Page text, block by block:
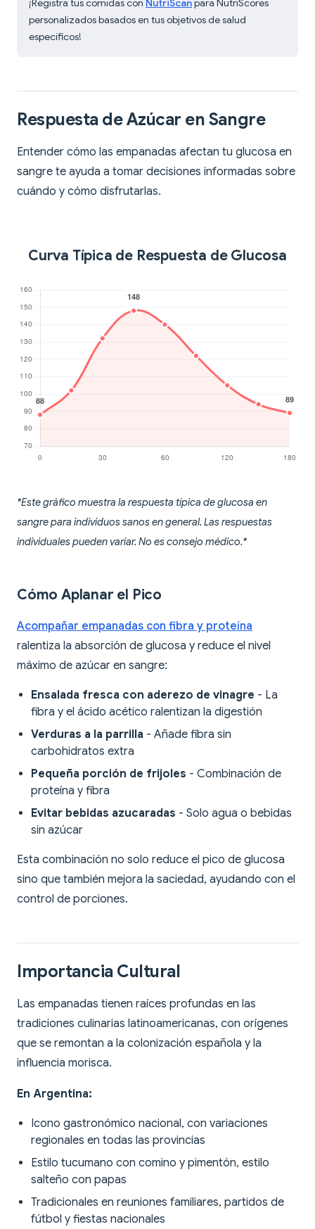
¡Registra tus comidas con NutriScanpara NutriScores
personalizados basados en tus objetivos de salud
específicos!
Respuesta de Azúcar en Sangre
Entender cómo las empanadas afectan tu glucosa en
sangre te ayuda a tomar decisiones informadas sobre
cuándo y cómo disfrutarlas.
Curva Típica de Respuesta de Glucosa
*Este gráfico muestra la respuesta típica de glucosa en
sangre para individuos sanos en general. Las respuestas
individuales pueden variar. No es consejo médico.*
Cómo Aplanar el Pico
Acompañar empanadas con fibra y proteína
ralentiza la absorción de glucosa y reduce el nivel
máximo de azúcar en sangre:
Ensalada fresca con aderezo de vinagre - La
fibra y el ácido acético ralentizan la digestión
Verduras a la parrilla - Añade fibra sin
carbohidratos extra
Pequeña porción de frijoles - Combinación de
proteína y fibra
Evitar bebidas azucaradas - Solo agua o bebidas
sin azúcar
Esta combinación no solo reduce el pico de glucosa
sino que también mejora la saciedad, ayudando con el
control de porciones.
Importancia Cultural
Las empanadas tienen raíces profundas en las
tradiciones culinarias latinoamericanas, con orígenes
que se remontan a la colonización española y la
influencia morisca.
En Argentina:
Icono gastronómico nacional, con variaciones
regionales en todas las provincias
Estilo tucumano con comino y pimentón, estilo
salteño con papas
Tradicionales en reuniones familiares, partidos de
fútbol y fiestas nacionales